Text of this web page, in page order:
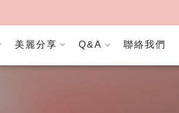
美麗分享 Q&A 聯絡我們